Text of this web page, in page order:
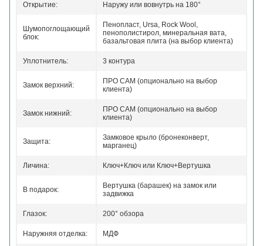
Открытие: Наружу или вовнутрь на 180°
Шумопоглощающий
блок:
Пенопласт, Ursa, Rock Wool,
пенополистирол, минеральная вата,
базальтовая плита (на выбор клиента)
Уплотнитель: 3 контура
Замок верхний:
ПРО САМ (опционально на выбор
клиента)
Замок нижний:
ПРО САМ (опционально на выбор
клиента)
Защита:
Замковое крыло (бронеконверт,
марганец)
Личина: Ключ+Ключ или Ключ+Вертушка
В подарок:
Вертушка (барашек) на замок или
задвижка
Глазок: 200° обзора
Наружняя отделка: МДФ